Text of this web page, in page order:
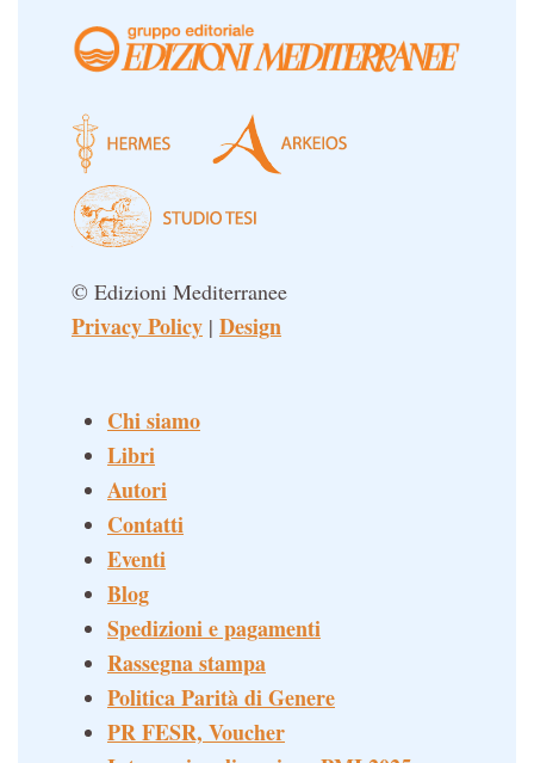
© Edizioni Mediterranee
Privacy Policy | Design
Chi siamo
Libri
Autori
Contatti
Eventi
Blog
Spedizioni e pagamenti
Rassegna stampa
Politica Parità di Genere
PR FESR, Voucher